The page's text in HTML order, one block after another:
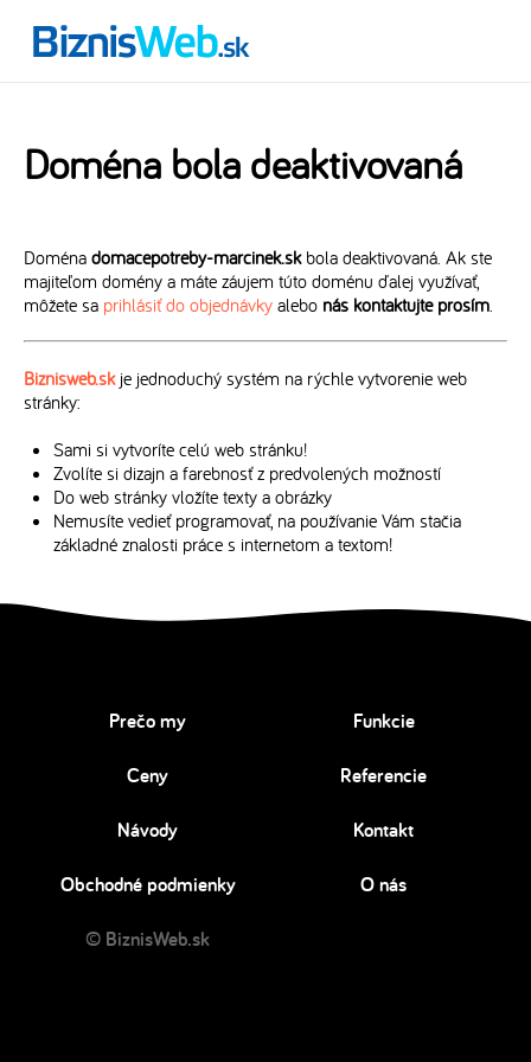
Doména bola deaktivovaná
Doména domacepotreby-marcinek.skbola deaktivovaná. Ak ste
majiteľom domény a máte záujem túto doménu ďalej využívať,
môžete sa prihlásiť do objednávky alebo nás kontaktujte prosím.
Biznisweb.skje jednoduchý systém na rýchle vytvorenie web
stránky:
Sami si vytvoríte celú web stránku!
Zvolíte si dizajn a farebnosť z predvolených možností
Do web stránky vložíte texty a obrázky
Nemusíte vedieť programovať, na používanie Vám stačia
základné znalosti práce s internetom a textom!
Prečo my Funkcie
Ceny Referencie
Návody Kontakt
Obchodné podmienky O nás
© BiznisWeb.sk